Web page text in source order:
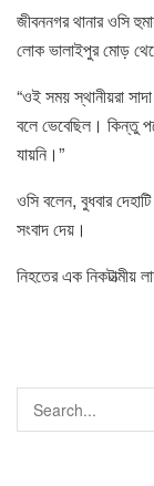
জীবননগর থানার ওসি
লোক ভালাইপুর মোড়
“ওই সময় স্থানীয়রা
বলে ভেবেছিল। কিন্তু
যায়নি।”
ওসি বলেন, বুধবার
সংবাদ দেয়।
নিহতের এক নিকটাত্মীয়